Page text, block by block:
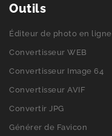
Outils
Éditeur de photo en ligne
Convertisseur WEB
Convertisseur Image 64
Convertisseur AVIF
Convertir JPG
Générer de Favicon